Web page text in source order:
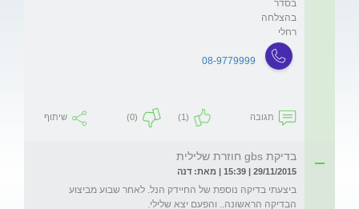
רחלי
08-9779999
תגובה (1)
(0) שיתוף
בדיקת gbs חוזרת שלילית
29/11/2015 | 15:39 | מאת: דנה
ביצעתי בדיקה נוספת של החיידק הנל. לאחר שבוע מביצוע